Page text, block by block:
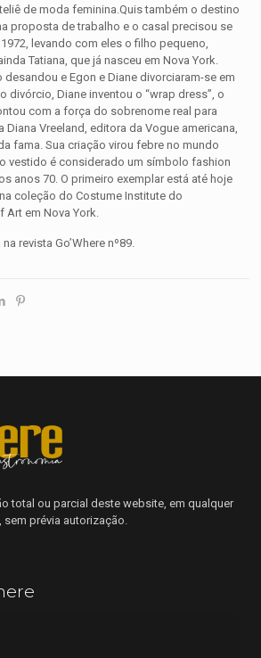
de moda feminina.Quis também o destino
proposta de trabalho e o casal precisou se
levando com eles o filho pequeno,
Tatiana, que já nasceu em Nova York.
e Egon e Diane divorciaram-se em
divórcio, Diane inventou o “wrap dress”, o
com a força do sobrenome real para
Vreeland, editora da Vogue americana,
fama. Sua criação virou febre no mundo
vestido é considerado um símbolo fashion
anos 70. O primeiro exemplar está até hoje
coleção do Costume Institute do
em Nova York.
revista Go’Where nº89.
total ou parcial deste website, em qualquer
prévia autorização.